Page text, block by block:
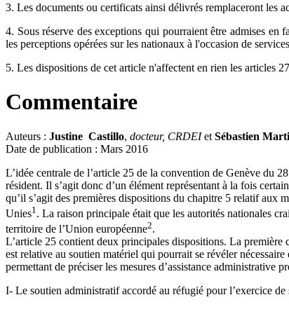
3. Les documents ou certificats ainsi délivrés remplaceront les
4. Sous réserve des exceptions qui pourraient être admises en
les perceptions opérées sur les nationaux à l'occasion de
5. Les dispositions de cet article n'affectent en rien les articles
Commentaire
Auteurs : Justine Castillo, docteur, CRDEIet Sébastien
Date de publication : Mars 2016
L’idée centrale de l’article 25 de la convention de Genève du
résident. Il s’agit donc d’un élément représentant à la fois
qu’il s’agit des premières dispositions du chapitre 5 relatif aux
Unies1 . La raison principale était que les autorités nationales
territoire de l’Union européenne2.
L’article 25 contient deux principales dispositions. La première
est relative au soutien matériel qui pourrait se révéler
permettant de préciser les mesures d’assistance administrative
I- Le soutien administratif accordé au réfugié pour l’exercice de